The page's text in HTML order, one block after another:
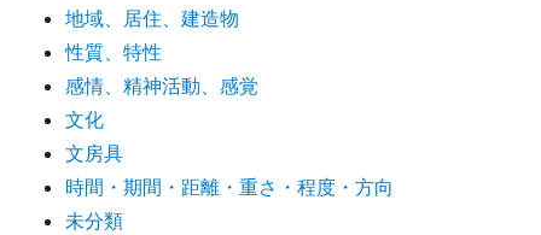
地域、居住、建造物
性質、特性
感情、精神活動、感覚
文化
文房具
時間・期間・距離・重さ・程度・方向
未分類